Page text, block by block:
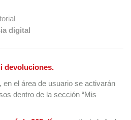
digital
devoluciones.
en el área de usuario se activarán
dentro de la sección “Mis